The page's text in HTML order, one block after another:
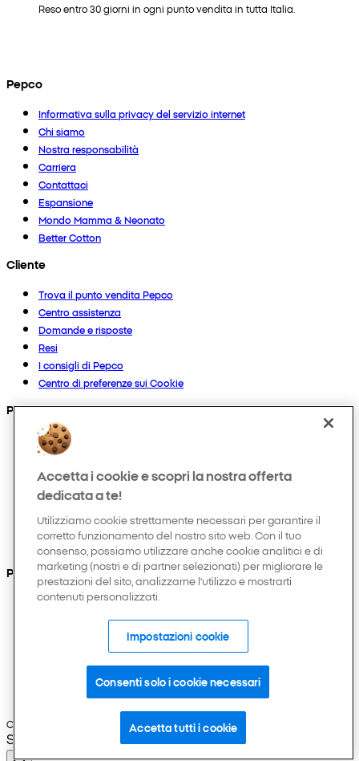
Reso entro 30 giorni in ogni punto vendita in tutta Italia.
Pepco
Informativa sulla privacy del servizio internet
Chi siamo
Nostra responsabilità
Carriera
Contattaci
Espansione
Mondo Mamma & Neonato
Better Cotton
Cliente
Trova il punto vendita Pepco
Centro assistenza
Domande e risposte
Resi
I consigli di Pepco
Centro di preferenze sui Cookie
Prodotti
Collezioni
Neonato
Bambino
Casa
Uomo
Hobby e tempo libero
Puoi anche trovarci su
Copyright © 2026 Pepco. Tutti i diritti riservati.
Selected Language:
Accetta i cookie e scopri la nostra offerta
dedicata a te!
Utilizziamo cookie strettamente necessari per garantire il
corretto funzionamento del nostro sito web. Con il tuo
consenso, possiamo utilizzare anche cookie analitici e di
marketing (nostri e di partner selezionati) per migliorare le
prestazioni del sito, analizzarne l’utilizzo e mostrarti
contenuti personalizzati.
Impostazioni cookie
Consenti solo i cookie necessari
Accetta tutti i cookie